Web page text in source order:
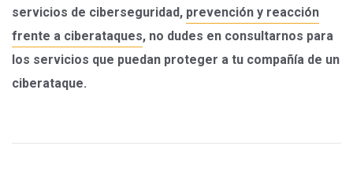
servicios de ciberseguridad, prevención y reacción
frente a ciberataques, no dudes en consultarnos para
los servicios que puedan proteger a tu compañía de un
ciberataque.